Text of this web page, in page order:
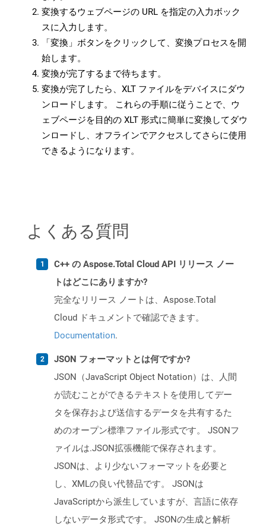
変換するウェブページの URL を指定の入力ボック
スに入力します。
「変換」ボタンをクリックして、変換プロセスを開
始します。
変換が完了するまで待ちます。
変換が完了したら、XLT ファイルをデバイスにダウ
ンロードします。 これらの手順に従うことで、ウ
ェブページを目的の XLT 形式に簡単に変換してダウ
ンロードし、オフラインでアクセスしてさらに使用
できるようになります。
よくある質問
C++ の Aspose.Total Cloud API リリース ノー
トはどこにありますか?
完全なリリース ノートは、Aspose.Total
Cloud ドキュメントで確認できます。
Documentation.
JSON フォーマットとは何ですか?
JSON（JavaScript Object Notation）は、人間
が読むことができるテキストを使用してデー
タを保存および送信するデータを共有するた
めのオープン標準ファイル形式です。 JSONフ
ァイルは.JSON拡張機能で保存されます。
JSONは、より少ないフォーマットを必要と
し、XMLの良い代替品です。 JSONは
JavaScriptから派生していますが、言語に依存
しないデータ形式です。 JSONの生成と解析